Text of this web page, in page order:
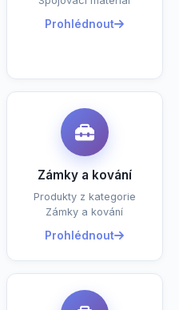
Prohlédnout
Zámky a kování
Produkty z kategorie
Zámky a kování
Prohlédnout